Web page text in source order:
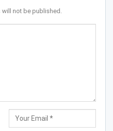
will not be published.